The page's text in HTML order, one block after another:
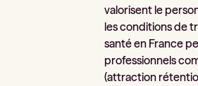
valorisent le
les conditions de
santé en France
professionnels
(attraction